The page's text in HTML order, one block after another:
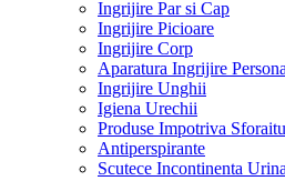
Ingrijire Par si Cap
Ingrijire Picioare
Ingrijire Corp
Aparatura Ingrijire
Ingrijire Unghii
Igiena Urechii
Produse Impotriva
Antiperspirante
Scutece Incontinenta